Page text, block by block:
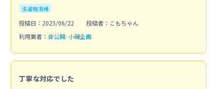
洗濯機清掃
投稿日：2025/06/22
投稿者：こもちゃん
利用業者： 非公開: 小磯企画
丁寧な対応でした